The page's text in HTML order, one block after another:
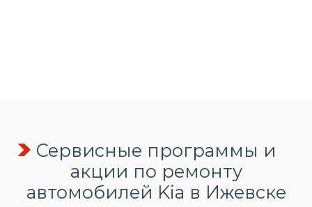
Сервисные программы и
акции по ремонту
автомобилей Kia в Ижевске